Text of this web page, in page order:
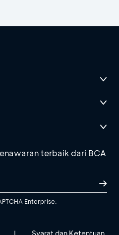
terbaik dari BCA
Enterprise.